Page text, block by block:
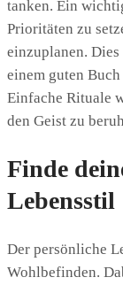
tanken. Ein
Prioritäten zu
einzuplanen.
einem guten
Einfache Rituale
den Geist zu
Finde
Lebensstil
Der persönliche
Wohlbefinden.